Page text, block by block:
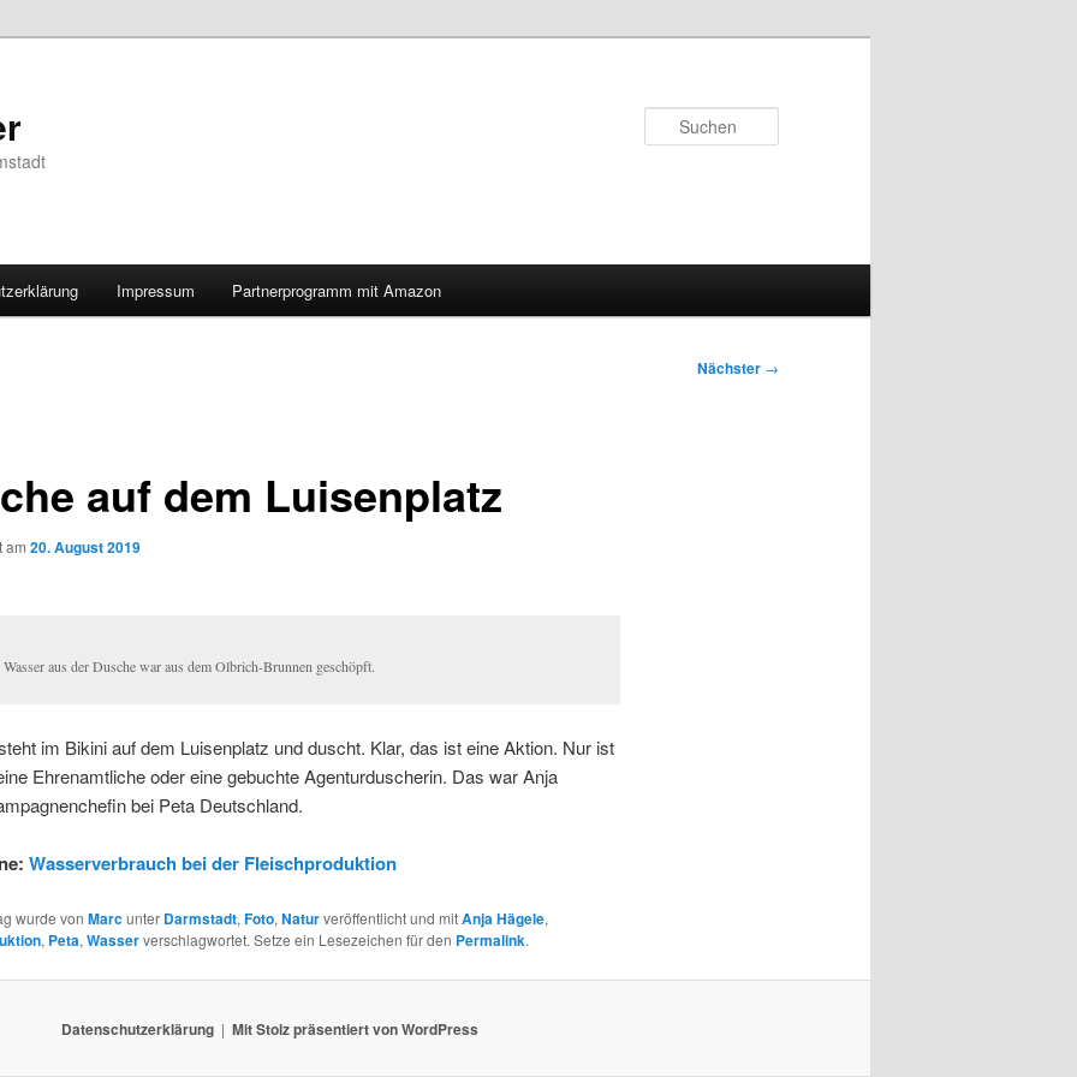
Impressum Partnerprogramm mit Amazon
Nächster →
auf dem Luisenplatz
am 20. August 2019
Wasser aus der Dusche war aus dem Olbrich-Brunnen geschöpft.
im Bikini auf dem Luisenplatz und duscht. Klar, das ist eine Aktion. Nur ist
Ehrenamtliche oder eine gebuchte Agenturduscherin. Das war Anja
bei Peta Deutschland.
Wasserverbrauch bei der Fleischproduktion
wurde von Marcunter Darmstadt, Foto, Naturveröffentlicht und mitAnja Hägele,
, Peta, Wasserverschlagwortet. Setze ein Lesezeichen für den Permalink.
Datenschutzerklärung Mit Stolz präsentiert von WordPress